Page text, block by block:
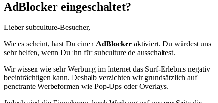
AdBlocker eingeschaltet?
Lieber subculture-Besucher,
Wie es scheint, hast Du einen AdBlocker aktiviert. Du würdest uns
sehr helfen, wenn Du ihn für subculture.de ausschaltest.
Wir wissen wie sehr Werbung im Internet das Surf-Erlebnis negativ
beeinträchtigen kann. Deshalb verzichten wir grundsätzlich auf
penetrante Werbeformen wie Pop-Ups oder Overlays.